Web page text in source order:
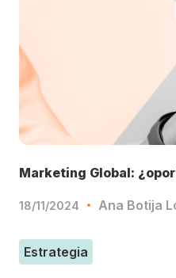
Marketing Global:
18/11/2024 Ana Botija
Estrategia